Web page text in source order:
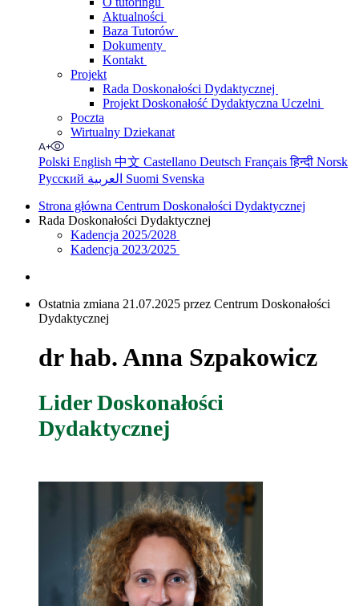
Aktualności
Baza Tutorów
Dokumenty
Kontakt
Projekt
Rada Doskonałości Dydaktycznej
Projekt Doskonałość Dydaktyczna Uczelni
Poczta
Wirtualny Dziekanat
Polski English 中文 Castellano Deutsch Françaisहिन्दी Norsk
Русский
Suomi Svenska
Strona główna Centrum Doskonałości Dydaktycznej
Rada Doskonałości Dydaktycznej
Kadencja 2025/2028
Kadencja 2023/2025
Ostatnia zmiana 21.07.2025 przez Centrum Doskonałości
Dydaktycznej
dr hab. Anna Szpakowicz
Lider Doskonałości
Dydaktycznej